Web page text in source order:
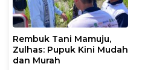
Rembuk Tani Mamuju,
Zulhas: Pupuk Kini Mudah
dan Murah